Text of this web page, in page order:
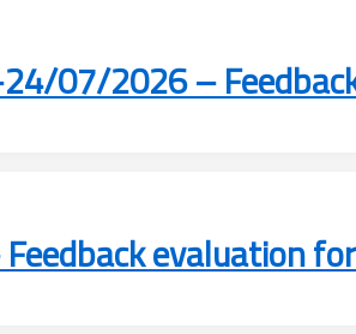
07/2026 –
evaluation